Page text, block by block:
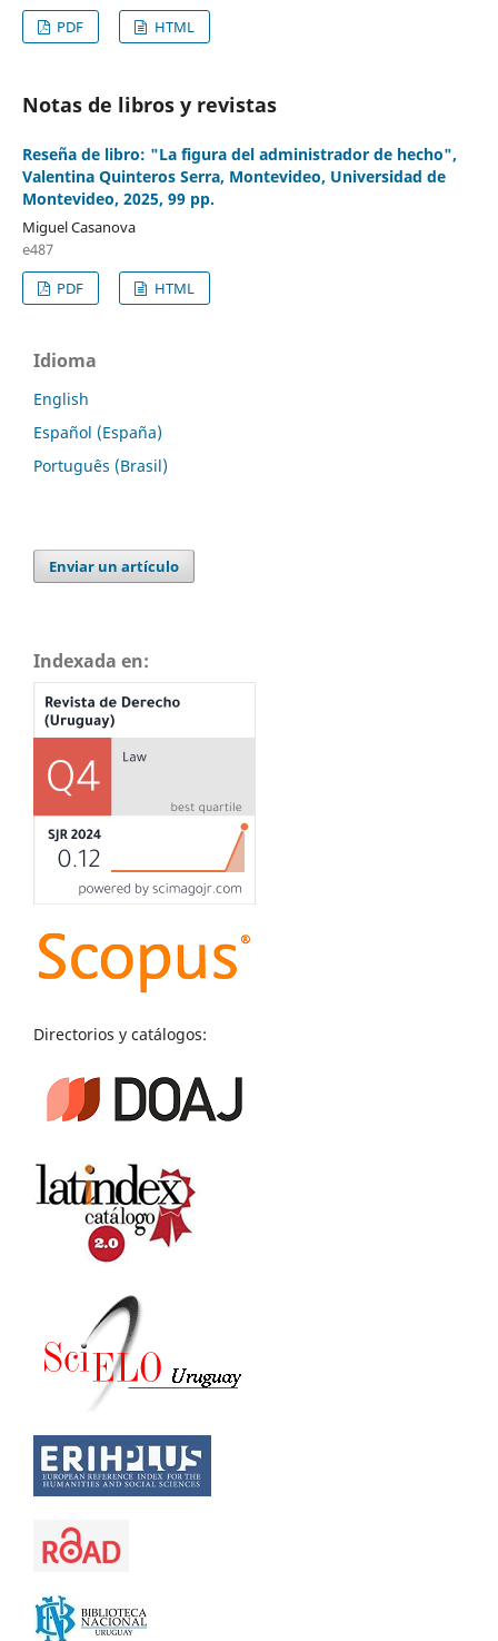
PDF HTML
Notas de libros y revistas
Reseña de libro: "La figura del administrador de hecho",
Valentina Quinteros Serra, Montevideo, Universidad de
Montevideo, 2025, 99 pp.
Miguel Casanova
e487
PDF
HTML
Idioma
English
Español (España)
Português (Brasil)
Enviar un artículo
Indexada en:
Directorios y catálogos: